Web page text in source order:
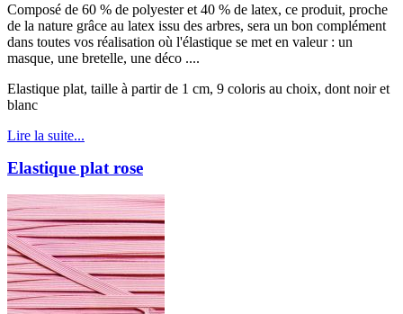
Composé de 60 % de polyester et 40 % de latex, ce produit, proche
de la nature grâce au latex issu des arbres, sera un bon complément
dans toutes vos réalisation où l'élastique se met en valeur : un
masque, une bretelle, une déco ....
Elastique plat, taille à partir de 1 cm, 9 coloris au choix, dont noir et
blanc
Lire la suite...
Elastique plat rose